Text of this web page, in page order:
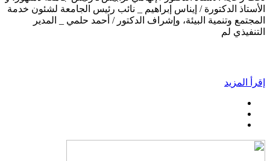
الأستاذ الدكتورة / إيناس إبراهيم _ نائب رئيس الجامعة لشئون خدمة
المجتمع وتنمية البيئة، وإشراف الدكتور / أحمد حلمي _ المدير
التنفيذي لم
إقرأ المزيد